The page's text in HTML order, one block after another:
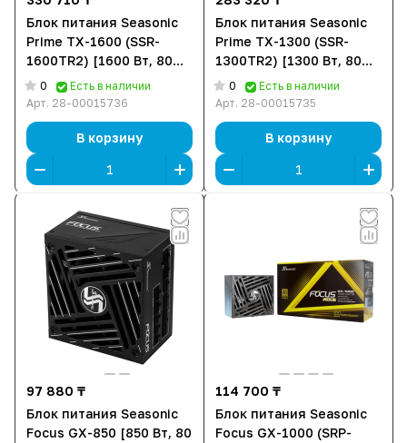
Блок питания Seasonic
Prime TX-1600 (SSR-
1600TR2) [1600 Вт, 80
PLUS Titanium, 18x SATA,
6x 6+2 pin PCIe, 1x 4+4
0
Есть в наличии
Арт. 28-00015736
В корзину
Блок питания Seasonic
Prime TX-1300 (SSR-
1300TR2) [1300 Вт, 80
PLUS Titanium, 18x SATA,
6x 6+2 pin PCIe, 1x 4+4
0
Есть в наличии
Арт. 28-00015735
В корзину
97 880 ₸
Блок питания Seasonic
Focus GX-850 [850 Вт, 80
114 700 ₸
Блок питания Seasonic
Focus GX-1000 (SRP-